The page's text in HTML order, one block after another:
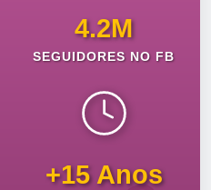
4.2M
SEGUIDORES NO FB
+15 Anos